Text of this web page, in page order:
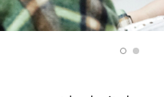
des document
en ligne:
en personne ou
d’Etat de